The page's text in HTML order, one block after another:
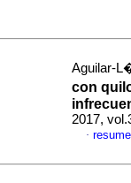
Aguilar-
con
2017,
·